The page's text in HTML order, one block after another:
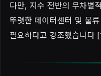
다만, 지수 전반의 무차별
뚜렷한 데이터센터 및 물
필요하다고 강조했습니다